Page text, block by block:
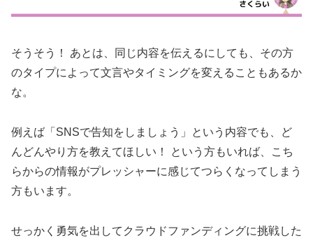
そうそう！ あとは、同じ内容を伝えるにしても、その方
のタイプによって文言やタイミングを変えることもあるか
な。
例えば「SNSで告知をしましょう」という内容でも、ど
んどんやり方を教えてほしい！ という方もいれば、こち
らからの情報がプレッシャーに感じてつらくなってしまう
方もいます。
せっかく勇気を出してクラウドファンディングに挑戦した